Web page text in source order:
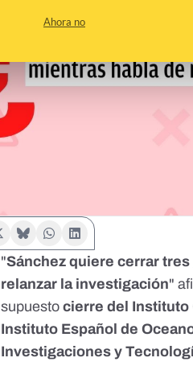
Ahora no
"Sánchez quiere cerrar
relanzar la investigación"
supuestocierre del Instituto
Instituto Español de
Investigaciones y